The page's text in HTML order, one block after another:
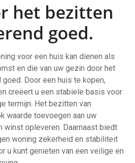
het bezitten
goed.
voor een huis kan dienen als
en die van uw gezin door het
Door een huis te kopen,
creëert u een stabiele basis voor
termijn. Het bezitten van
waarde toevoegen aan uw
winst opleveren. Daarnaast biedt
woning zekerheid en stabiliteit
u kunt genieten van een veilige en